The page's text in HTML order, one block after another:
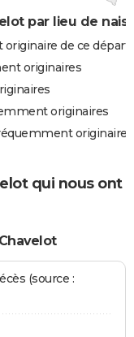
par lieu de
originaire de ce
originaires
originaires
originaires
qui nous ont
(source :